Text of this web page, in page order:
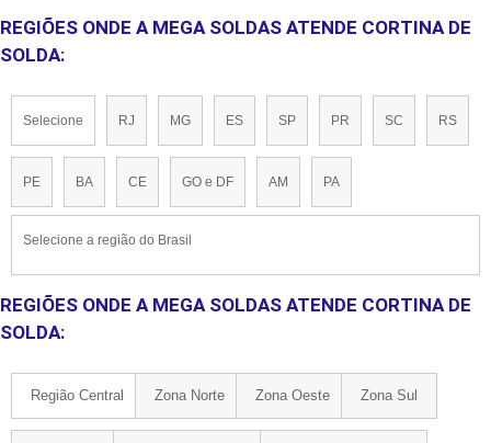
REGIÕES ONDE A MEGA SOLDAS ATENDE CORTINA DE
SOLDA:
Selecione RJ MG ES SP PR SC RS
PE BA CE GO e DF AM PA
Selecione a região do Brasil
REGIÕES ONDE A MEGA SOLDAS ATENDE CORTINA DE
SOLDA:
Região Central Zona Norte Zona Oeste Zona Sul